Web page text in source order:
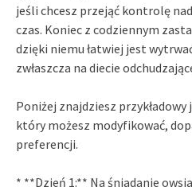
jeśli chcesz przejąć kontrolę
czas. Koniec z codziennym
dzięki niemu łatwiej jest
zwłaszcza na diecie
Poniżej znajdziesz przykładowy
który możesz modyfikować,
preferencji.
* **Dzień 1:** Na śniadanie